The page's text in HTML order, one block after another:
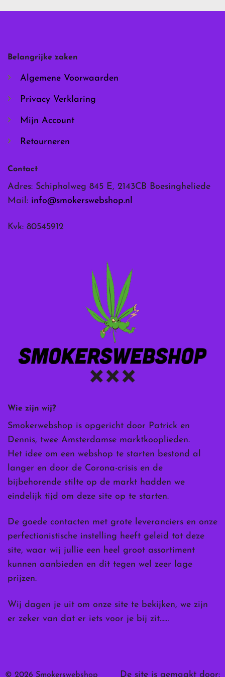
worden
op
de
productpagina
Wie zijn wij?
Smokerwebshop is opgericht door Patrick en
Dennis, twee Amsterdamse marktkooplieden.
Het idee om een webshop te starten bestond al
langer en door de Corona-crisis en de
bijbehorende stilte op de markt hadden we
eindelijk tijd om deze site op te starten.
De goede contacten met grote leveranciers en onze
perfectionistische instelling heeft geleid tot deze
site, waar wij jullie een heel groot assortiment
kunnen aanbieden en dit tegen wel zeer lage
prijzen.
Wij dagen je uit om onze site te bekijken, we zijn
er zeker van dat er iets voor je bij zit……
Belangrijke zaken
Algemene Voorwaarden
Privacy Verklaring
Mijn Account
Retourneren
Contact
Adres: Schipholweg 845 E, 2143CB Boesingheliede
Mail: info@smokerswebshop.nl
Kvk: 80545912
© 2026 Smokerswebshop De site is gemaakt door: